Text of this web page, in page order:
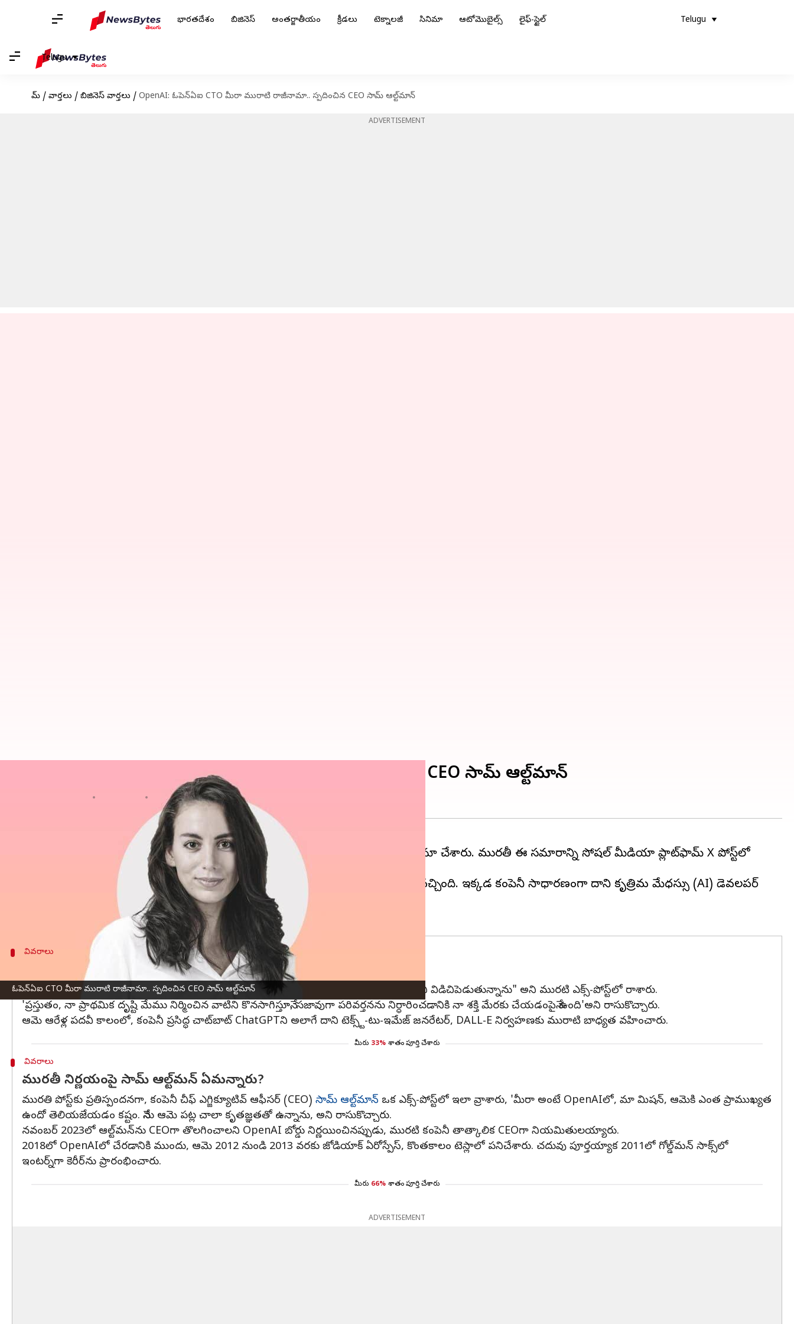
భారతదేశం బిజినెస్ అంతర్జాతీయం క్రీడలు టెక్నాలజీ సినిమా ఆటోమొబైల్స్ లైఫ్-స్టైల్ Telugu
Telugu
హోమ్ / వార్తలు / బిజినెస్ వార్తలు / OpenAI: ఓపెన్ఏఐ CTO మీరా మురాటి రాజీనామా.. స్పదించిన CEO సామ్ ఆల్ట్‌మాన్
ADVERTISEMENT
ఓపెన్ఏఐ CTO మీరా మురాటి రాజీనామా.. స్పదించిన CEO సామ్ ఆల్ట్‌మాన్
OpenAI: ఓపెన్ఏఐ CTO మీరా మురాటి రాజీనామా.. స్పదించిన CEO సామ్ ఆల్ట్‌మాన్
10:06 am
ఓపెన్ఏఐ
చీఫ్ టెక్నాలజీ ఆఫీసర్ (CTO) మీరా మురాటి కంపెనీకి రాజీనామా చేశారు. మురతీ ఈ సమాచారాన్ని సోషల్ మీడియా ప్లాట్‌ఫామ్ X పోస్ట్‌లో
మురతి నిర్ణయం OpenAI వార్షిక డెవలపర్ కాన్ఫరెన్స్ 'దేవ్‌డే'కి కేవలం ఒక వారం ముందు వచ్చింది. ఇక్కడ కంపెనీ సాధారణంగా దాని కృత్రిమ మేధస్సు (AI) డెవలపర్
సాధనాలకు నవీకరణలను ప్రకటిస్తుంది.
వివరాలు
ఆ పోస్ట్‌లో మురతీ ఏం చెప్పారు?
"నేను నా స్వంత పరిశోధన కోసం సమయాన్ని, స్థలాన్ని వెచ్చించాలనుకుంటున్నాను కాబట్టి నేను కంపెనీని విడిచిపెడుతున్నాను" అని మురటి ఎక్స్-పోస్ట్‌లో రాశారు.
'ప్రస్తుతం, నా ప్రాథమిక దృష్టి మేము నిర్మించిన వాటిని కొనసాగిస్తూనే, సజావుగా పరివర్తనను నిర్ధారించడానికి నా శక్తి మేరకు చేయడంపైనే ఉంది'అని రాసుకొచ్చారు.
ఆమె ఆరేళ్ల పదవీ కాలంలో, కంపెనీ ప్రసిద్ధ చాట్‌బాట్ ChatGPTని అలాగే దాని టెక్స్ట్-టు-ఇమేజ్ జనరేటర్, DALL-E నిర్వహణకు మురాటి బాధ్యత వహించారు.
మీరు 33% శాతం పూర్తి చేశారు
వివరాలు
మురతీ నిర్ణయంపై సామ్ ఆల్ట్‌మన్ ఏమన్నారు?
మురతి పోస్ట్‌కు ప్రతిస్పందనగా, కంపెనీ చీఫ్ ఎగ్జిక్యూటివ్ ఆఫీసర్ (CEO) సామ్ ఆల్ట్‌మాన్ ఒక ఎక్స్-పోస్ట్‌లో ఇలా వ్రాశారు, 'మీరా అంటే OpenAIలో, మా మిషన్, ఆమెకి ఎంత ప్రాముఖ్యత
ఉందో తెలియజేయడం కష్టం. నేను ఆమె పట్ల చాలా కృతజ్ఞతతో ఉన్నాను, అని రాసుకొచ్చారు.
నవంబర్ 2023లో ఆల్ట్‌మన్‌ను CEOగా తొలగించాలని OpenAI బోర్డు నిర్ణయించినప్పుడు, మురటి కంపెనీ తాత్కాలిక CEOగా నియమితులయ్యారు.
2018లో OpenAIలో చేరడానికి ముందు, ఆమె 2012 నుండి 2013 వరకు జోడియాక్ ఏరోస్పేస్‌, కొంతకాలం టెస్లాలో పనిచేశారు. చదువు పూర్తయ్యాక 2011లో గోల్డ్‌మన్ సాక్స్‌లో
ఇంటర్న్‌గా కెరీర్‌ను ప్రారంభించారు.
మీరు 66% శాతం పూర్తి చేశారు
ADVERTISEMENT